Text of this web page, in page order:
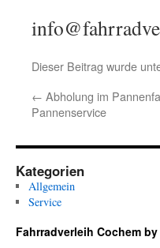
Dieser Beitrag wurde
← Abholung im
Pannenservice
Kategorien
Allgemein
Service
Fahrradverleih Cochem